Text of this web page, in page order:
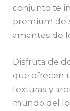
conjunto te
premium de
amantes de
Disfruta de
que ofrecen
texturas y
mundo del